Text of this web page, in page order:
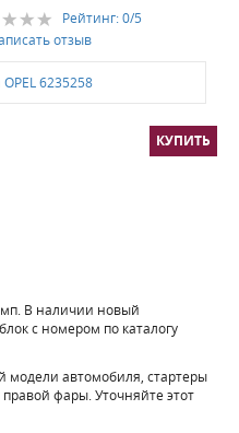
Рейтинг:0/5
отзыв
В наличии новый
с номером по каталогу
модели автомобиля, стартеры
фары. Уточняйте этот